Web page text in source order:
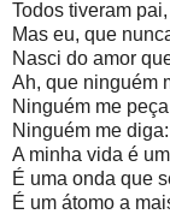
Todos tiveram
Mas eu, que
Nasci do amor
Ah, que ninguém
Ninguém me
Ninguém me
A minha vida é
É uma onda que
É um átomo a